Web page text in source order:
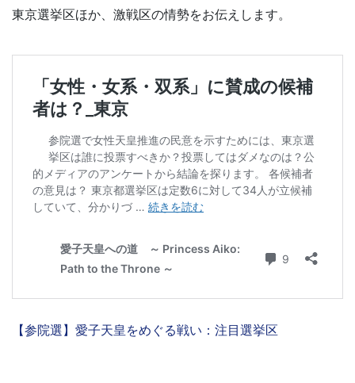
東京選挙区ほか、激戦区の情勢をお伝えします。
【参院選】愛子天皇をめぐる戦い：注目選挙区